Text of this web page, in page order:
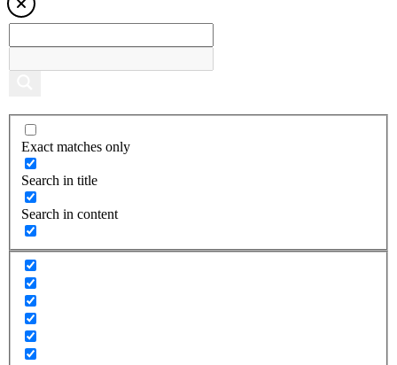
Exact matches only
Search in title
Search in content